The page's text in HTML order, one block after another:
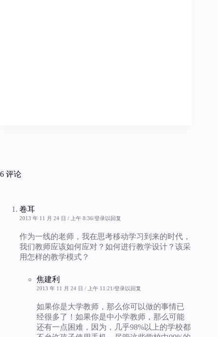
6 评论
卷耳
2013 年 11 月 24 日 / 上午 8:36 登录以回复
作为一线的老师，我在思考移动学习到来的时代，
我们教师应该如何应对？如何进行教学设计？该采
用怎样的教学模式？
焦建利
2013 年 11 月 24 日 / 上午 11:21 登录以回复
如果你是大学教师，那么你可以做的事情已
经很多了！如果你是中小学教师，那么可能
还有一点困难，因为，几乎98%以上的学校都